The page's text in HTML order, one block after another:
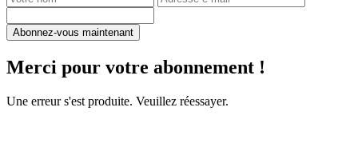
Abonnez-vous maintenant
Merci pour votre abonnement !
Une erreur s'est produite. Veuillez réessayer.